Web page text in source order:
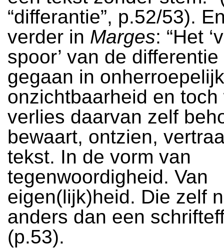
“differantie”, p.52/53).
verder in Marges: “Het
spoor’ van de
gegaan in
onzichtbaarheid en toch
verlies daarvan zelf
bewaart, ontzien,
tekst. In de vorm van
tegenwoordigheid. Van
eigen(lijk)heid. Die zelf
anders dan een
(p.53).